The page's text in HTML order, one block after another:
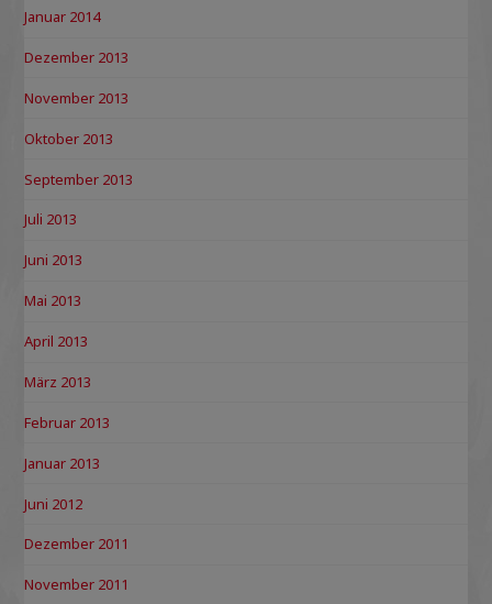
Januar 2014
Dezember 2013
November 2013
Oktober 2013
September 2013
Juli 2013
Juni 2013
Mai 2013
April 2013
März 2013
Februar 2013
Januar 2013
Juni 2012
Dezember 2011
November 2011